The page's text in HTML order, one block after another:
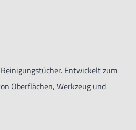
Entwickelt zum
Oberflächen, Werkzeug und